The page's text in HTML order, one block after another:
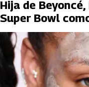
Hija de
Super Bowl